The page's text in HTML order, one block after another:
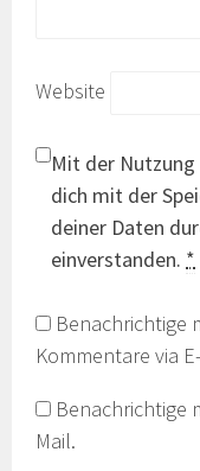
Website
Mit der
dich mit der
deiner Daten
einverstanden. *
Benachrichtige
Kommentare via
Benachrichtige
Mail.